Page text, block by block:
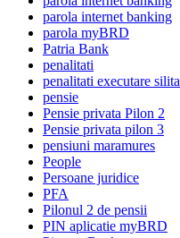
parola internet banking
parola myBRD
Patria Bank
penalitati
penalitati executare silita
pensie
Pensie privata Pilon 2
Pensie privata pilon 3
pensiuni maramures
People
Persoane juridice
PFA
Pilonul 2 de pensii
PIN aplicatie myBRD